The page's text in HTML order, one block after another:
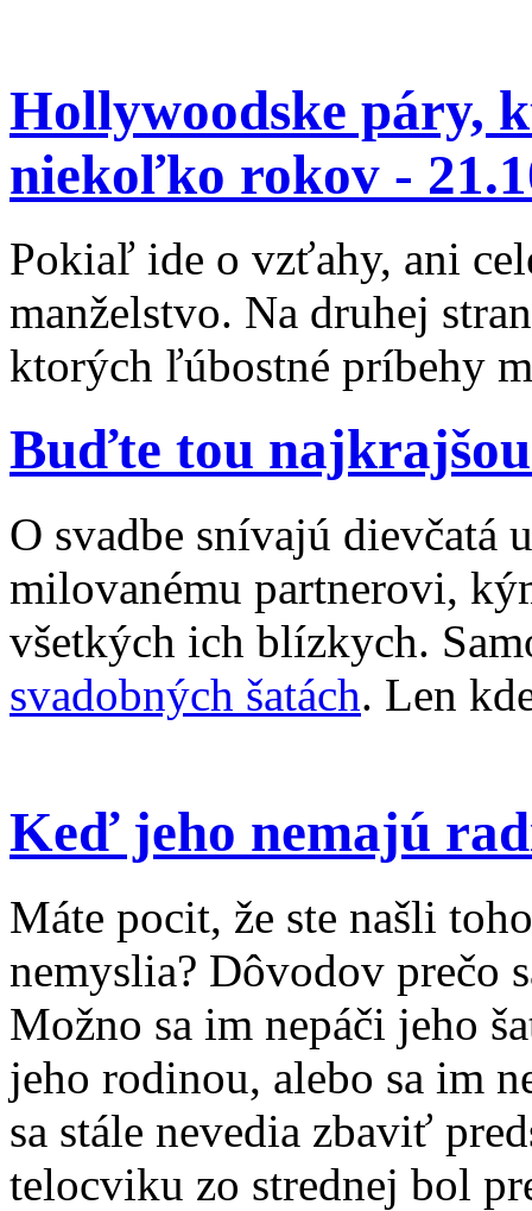
Hollywoodske páry,
niekoľko rokov -
Pokiaľ ide o vzťahy, ani
manželstvo. Na druhej
ktorých ľúbostné príbehy
Buďte tou
O svadbe snívajú dievčatá
milovanému partnerovi,
všetkých ich blízkych.
svadobných šatách. Len
Keď jeho nemajú
Máte pocit, že ste našli
nemyslia? Dôvodov prečo
Možno sa im nepáči jeho
jeho rodinou, alebo sa im
sa stále nevedia zbaviť
telocviku zo strednej bol